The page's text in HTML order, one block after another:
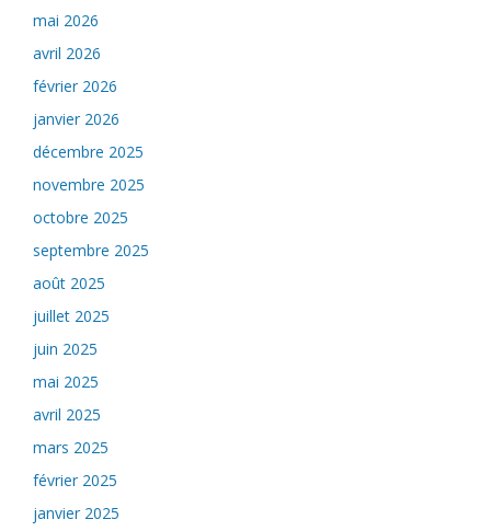
mai 2026
avril 2026
février 2026
janvier 2026
décembre 2025
novembre 2025
octobre 2025
septembre 2025
août 2025
juillet 2025
juin 2025
mai 2025
avril 2025
mars 2025
février 2025
janvier 2025